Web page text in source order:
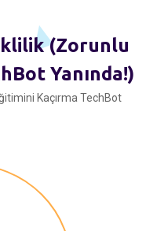
(Zorunlu
Yanında!)
Kaçırma TechBot